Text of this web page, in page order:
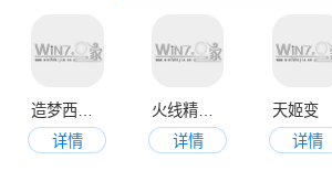
详情
火线精英手机版
详情
天姬变
详情